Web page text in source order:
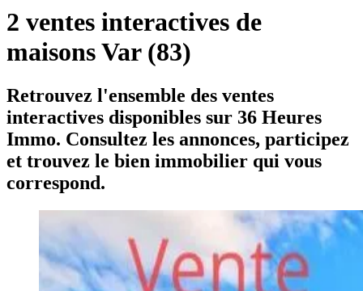
2 ventes interactives de
maisons Var (83)
Retrouvez l'ensemble des ventes
interactives disponibles sur 36 Heures
Immo. Consultez les annonces, participez
et trouvez le bien immobilier qui vous
correspond.